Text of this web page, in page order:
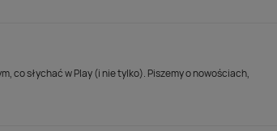
co słychać w Play (i nie tylko). Piszemy o nowościach,